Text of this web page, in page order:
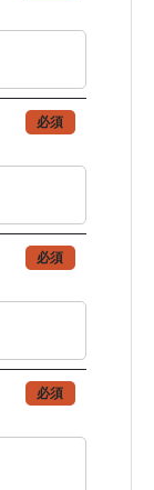
必須
必須
必須